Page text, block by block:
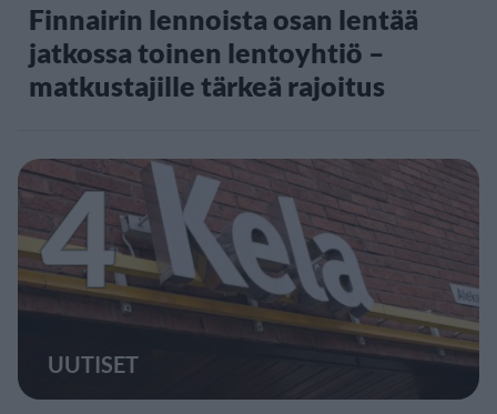
Finnairin lennoista osan lentää
jatkossa toinen lentoyhtiö –
matkustajille tärkeä rajoitus
4
UUTISET